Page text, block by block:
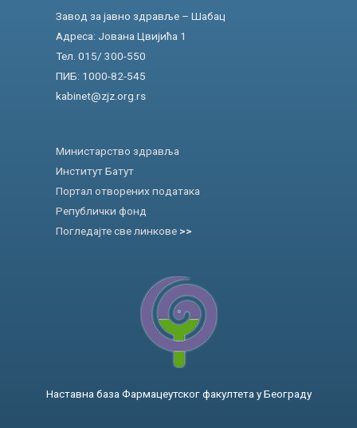
Завод за јавно здравље – Шабац
Адреса: Јована Цвијића 1
Тел. 015/ 300-550
ПИБ: 1000-82-545
kabinet@zjz.org.rs
Министарство здравља
Институт Батут
Портал отворених података
Републички фонд
Погледајте све линкове >>
Наставна база Фармацеутског факултета у Београду